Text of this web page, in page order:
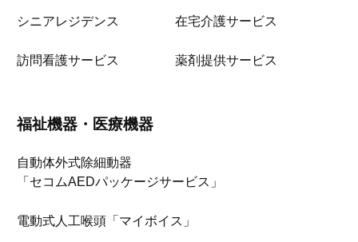
シニアレジデンス 在宅介護サービス
訪問看護サービス 薬剤提供サービス
福祉機器・医療機器
自動体外式除細動器
「セコムAEDパッケージサービス」
電動式人工喉頭「マイボイス」